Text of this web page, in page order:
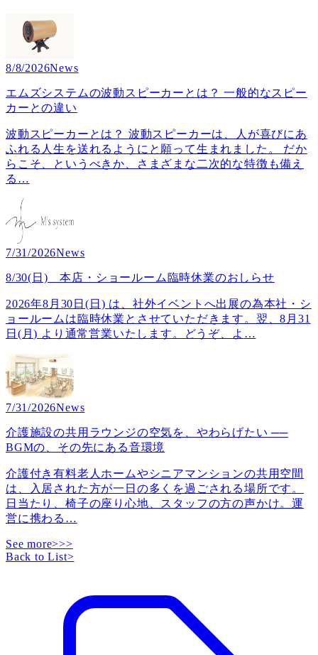
8/8/2026News
エムズシステムの波動スピーカーとは？ 一般的なスピー
カーとの違い
波動スピーカーとは？ 波動スピーカーは、人が喜びにあ
ふれる人生を送れるようにと願って生まれました。 だか
らこそ、というべきか、さまざまな二次的な特徴も備え
る …
7/31/2026News
8/30(日) 本店・ショールーム臨時休業のおしらせ
2026年8月30日(日) は、社外イベントへ出展の為本社・シ
ョールームは臨時休業とさせていただきます。翌、8月31
日(月) より通常営業いたします。どうぞ、よ …
7/31/2026News
介護施設の共用ラウンジの空気を、やわらげたい ──
BGMの、その先にある音環境
介護付き有料老人ホームやシニアマンションの共用空間
は、入居された方が一日の多くを過ごされる場所です。
日当たり、椅子の座り心地、スタッフの方の声かけ。運
営に携わる …
See more>>>
Back to List>